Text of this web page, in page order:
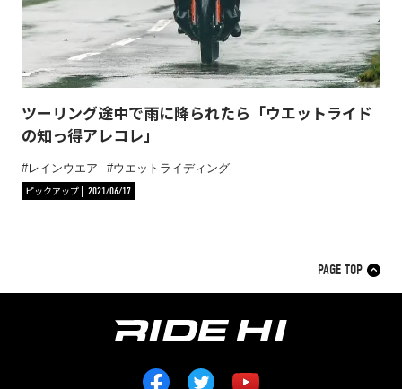
ツーリング途中で雨に降られたら「ウエットライド
の知っ得アレコレ」
レインウエア
ウエットライディング
ピックアップ
2021/06/17
PAGE TOP